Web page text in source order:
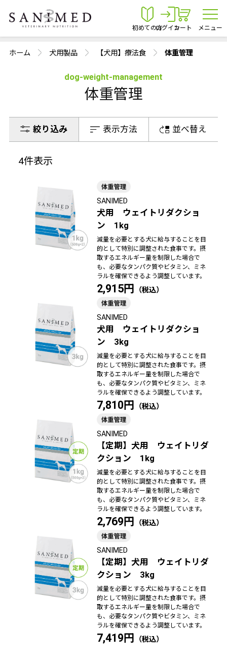
初めての方ログインカート メニュー
ホーム 犬用製品 【犬用】療法食 体重管理
dog-weight-management
体重管理
絞り込み 表示方法 並べ替え
4件表示
SANIMED
犬用 ウェイトリダクショ
ン 1kg
減量を必要とする犬に給与することを目
的として特別に調整された食事です。摂
取するエネルギー量を制限した場合で
も、必要なタンパク質やビタミン、ミネ
ラルを確保できるよう調整しています。
2,915円
SANIMED
犬用 ウェイトリダクショ
ン 3kg
減量を必要とする犬に給与することを目
的として特別に調整された食事です。摂
取するエネルギー量を制限した場合で
も、必要なタンパク質やビタミン、ミネ
ラルを確保できるよう調整しています。
7,810円
SANIMED
【定期】犬用 ウェイトリダ
クション 1kg
減量を必要とする犬に給与することを目
的として特別に調整された食事です。摂
取するエネルギー量を制限した場合で
も、必要なタンパク質やビタミン、ミネ
ラルを確保できるよう調整しています。
2,769円
SANIMED
【定期】犬用 ウェイトリダ
クション 3kg
減量を必要とする犬に給与することを目
的として特別に調整された食事です。摂
取するエネルギー量を制限した場合で
も、必要なタンパク質やビタミン、ミネ
ラルを確保できるよう調整しています。
7,419円